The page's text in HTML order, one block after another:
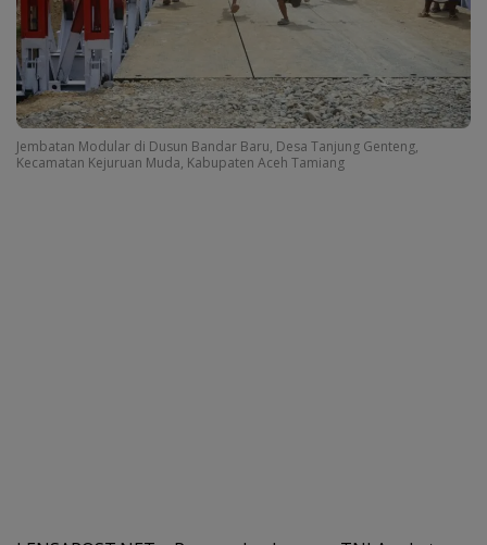
Jembatan Modular di Dusun Bandar Baru, Desa Tanjung Genteng,
Kecamatan Kejuruan Muda, Kabupaten Aceh Tamiang